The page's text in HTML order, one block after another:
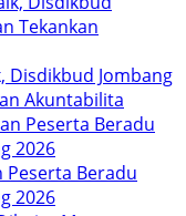
Disdikbud Jombang
Akuntabilita
Peserta Beradu
2026